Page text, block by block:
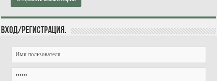
Вход/Регистрация.